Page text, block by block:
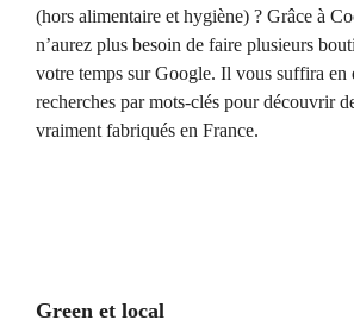
(hors alimentaire et hygiène) ? Grâce à
n’aurez plus besoin de faire plusieurs
votre temps sur Google. Il vous suffira en
recherches par mots-clés pour découvrir
vraiment fabriqués en France.
Green et local